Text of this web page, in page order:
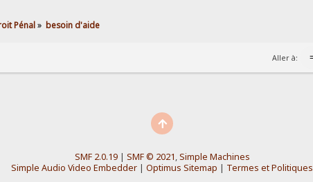
Pénal» besoin d'aide
Aller à:
SMF 2.0.19| SMF © 2021,Simple Machines
Simple Audio Video Embedder | Optimus Sitemap | Termes et Politiques